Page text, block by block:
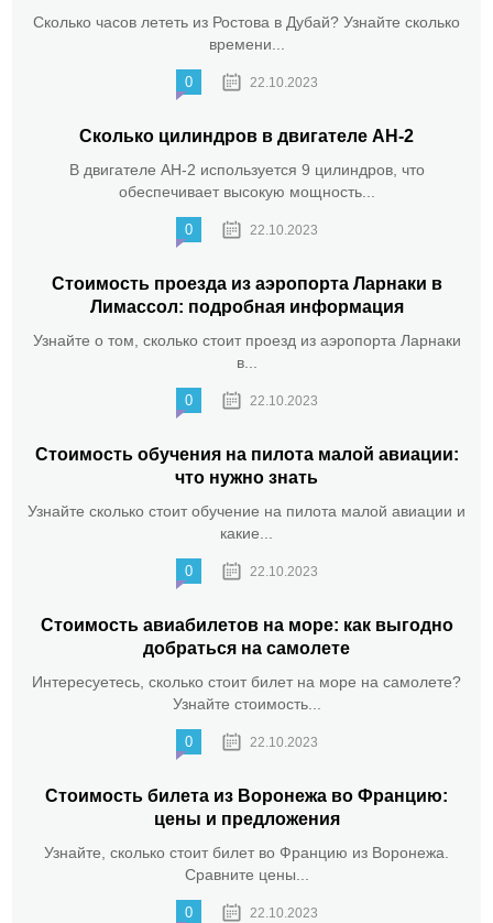
Сколько часов лететь из Ростова в Дубай? Узнайте сколько
времени...
0 22.10.2023
Сколько цилиндров в двигателе АН-2
В двигателе АН-2 используется 9 цилиндров, что
обеспечивает высокую мощность...
0 22.10.2023
Стоимость проезда из аэропорта Ларнаки в
Лимассол: подробная информация
Узнайте о том, сколько стоит проезд из аэропорта Ларнаки
в...
0 22.10.2023
Стоимость обучения на пилота малой авиации:
что нужно знать
Узнайте сколько стоит обучение на пилота малой авиации и
какие...
0 22.10.2023
Стоимость авиабилетов на море: как выгодно
добраться на самолете
Интересуетесь, сколько стоит билет на море на самолете?
Узнайте стоимость...
0 22.10.2023
Стоимость билета из Воронежа во Францию:
цены и предложения
Узнайте, сколько стоит билет во Францию из Воронежа.
Сравните цены...
0 22.10.2023